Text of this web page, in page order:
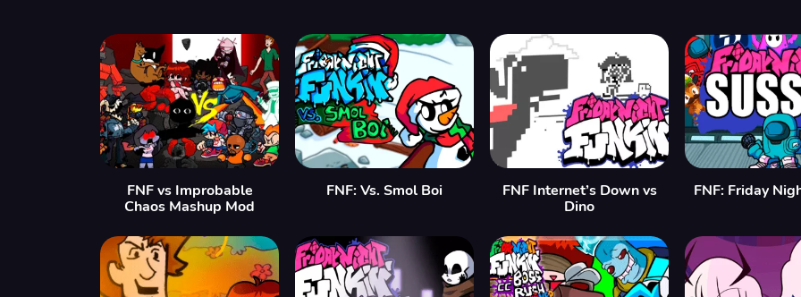
FNF vs Improbable
Chaos Mashup Mod
FNF: Vs. Smol Boi
FNF Internet’s Down vs
Dino
FNF: Friday